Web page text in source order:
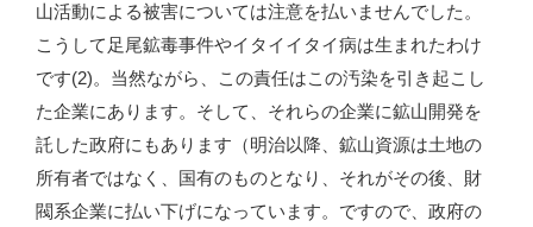
山活動による被害については注意を払いませんでした。
こうして足尾鉱毒事件やイタイイタイ病は生まれたわけ
です(2)。当然ながら、この責任はこの汚染を引き起こし
た企業にあります。そして、それらの企業に鉱山開発を
託した政府にもあります（明治以降、鉱山資源は土地の
所有者ではなく、国有のものとなり、それがその後、財
閥系企業に払い下げになっています。ですので、政府の